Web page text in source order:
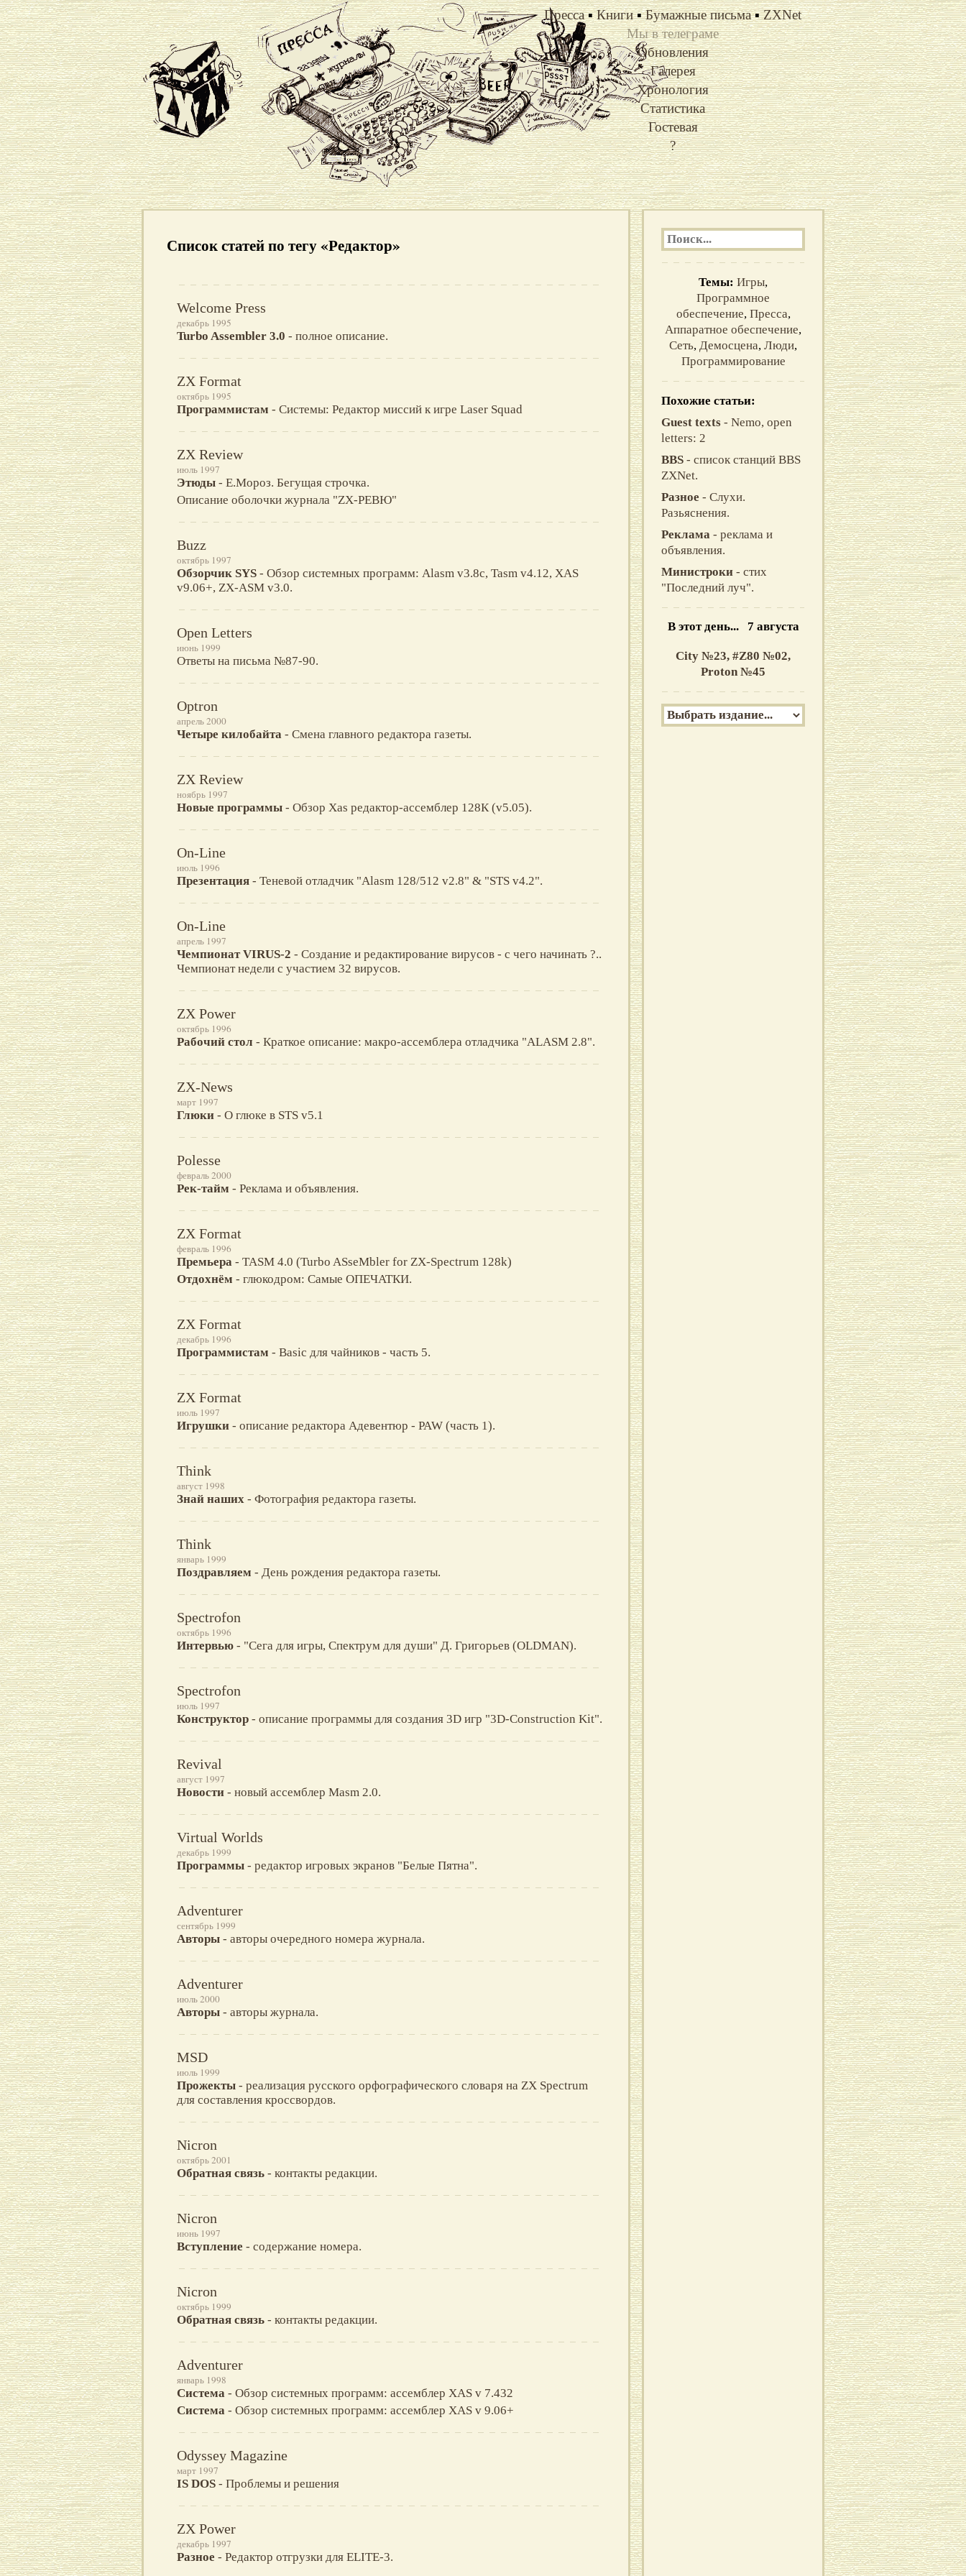
Пресса▪ Книги▪ Бумажные письма▪ ZXNet
Мы в телеграме
Обновления
Галерея
Хронология
Статистика
Гостевая
?
Список статей по тегу «Редактор»
Welcome Press
декабрь 1995
Turbo Assembler 3.0 - полное описание.
ZX Format
октябрь 1995
Программистам - Системы: Редактор миссий к игре Laser Squad
ZX Review
июль 1997
Этюды - Е.Мороз. Бегущая строчка.
Описание оболочки журнала "ZX-РЕВЮ"
Buzz
октябрь 1997
Обзорчик SYS - Обзор системных программ: Alasm v3.8c, Tasm v4.12, XAS
v9.06+, ZX-ASM v3.0.
Open Letters
июнь 1999
Ответы на письма №87-90.
Optron
апрель 2000
Четыре килобайта - Смена главного редактора газеты.
ZX Review
ноябрь 1997
Новые программы - Обзор Xas редактор-ассемблер 128К (v5.05).
On-Line
июль 1996
Презентация - Теневой отладчик "Alasm 128/512 v2.8" & "STS v4.2".
On-Line
апрель 1997
Чемпионат VIRUS-2 - Создание и редактирование вирусов - с чего начинать ?..
Чемпионат недели с участием 32 вирусов.
ZX Power
октябрь 1996
Рабочий стол - Краткое описание: макро-ассемблера отладчика "ALASM 2.8".
ZX-News
март 1997
Глюки - О глюке в STS v5.1
Polesse
февраль 2000
Рек-тайм - Реклама и объявления.
ZX Format
февраль 1996
Премьера - TASM 4.0 (Turbo ASseMbler for ZX-Spectrum 128k)
Отдохнём - глюкодром: Самые ОПЕЧАТКИ.
ZX Format
декабрь 1996
Программистам - Basic для чайников - часть 5.
ZX Format
июль 1997
Игрушки - описание редактора Адевентюр - PAW (часть 1).
Think
август 1998
Знай наших - Фотография редактора газеты.
Think
январь 1999
Поздравляем - День рождения редактора газеты.
Spectrofon
октябрь 1996
Интервью - "Сега для игры, Спектрум для души" Д. Григорьев (OLDMAN).
Spectrofon
июль 1997
Конструктор - описание программы для создания 3D игр "3D-Construction Kit".
Revival
август 1997
Новости - новый ассемблер Masm 2.0.
Virtual Worlds
декабрь 1999
Программы - редактор игровых экранов "Белые Пятна".
Adventurer
сентябрь 1999
Авторы - авторы очередного номера журнала.
Adventurer
июль 2000
Авторы - авторы журнала.
MSD
июль 1999
Прожекты - реализация русского орфографического словаря на ZX Spectrum
для составления кроссвордов.
Nicron
октябрь 2001
Обратная связь - контакты редакции.
Nicron
июнь 1997
Вступление - содержание номера.
Nicron
октябрь 1999
Обратная связь - контакты редакции.
Adventurer
январь 1998
Система - Обзор системных программ: ассемблер XAS v 7.432
Система - Обзор системных программ: ассемблер XAS v 9.06+
Odyssey Magazine
март 1997
IS DOS - Проблемы и решения
ZX Power
декабрь 1997
Разное - Редактор отгрузки для ELITE-3.
Темы: Игры,
Программное
обеспечение, Пресса,
Аппаратное обеспечение,
Сеть, Демосцена, Люди,
Программирование
Похожие статьи:
Guest texts - Nemo, open
letters: 2
BBS - список станций BBS
ZXNet.
Разное - Слухи.
Разьяснения.
Реклама - реклама и
объявления.
Министроки - стих
"Последний луч".
В этот день... 7 августа
City №23, #Z80 №02,
Proton №45